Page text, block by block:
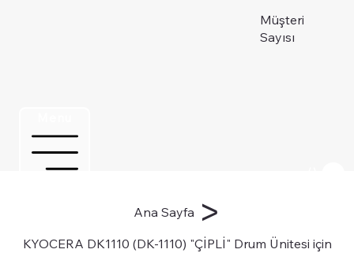
Müşteri
Sayısı
Ana Sayfa >
KYOCERA DK1110 (DK-1110) "ÇİPLİ" Drum Ünitesi için